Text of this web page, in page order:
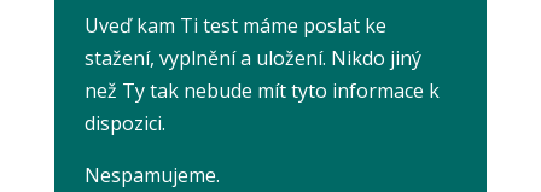
Uveď kam Ti test máme poslat ke
stažení, vyplnění a uložení. Nikdo jiný
než Ty tak nebude mít tyto informace k
dispozici.
Nespamujeme.